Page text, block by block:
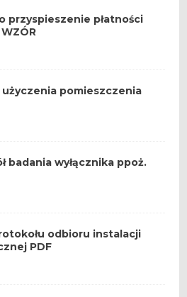
przyspieszenie płatności
użyczenia pomieszczenia
badania wyłącznika ppoż.
odbioru instalacji
PDF